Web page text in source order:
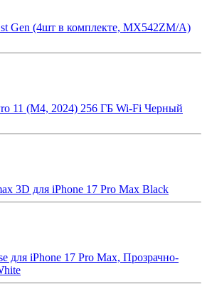
Gen (4шт в комплекте, MX542ZM/A)
11 (M4, 2024) 256 ГБ Wi-Fi Черный
3D для iPhone 17 Pro Max Black
для iPhone 17 Pro Max, Прозрачно-